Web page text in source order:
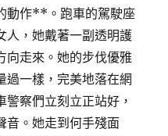
動作**。跑車的駕駛座
人，她戴著一副透明護
向走來。她的步伐優雅
過一樣，完美地落在網
察們立刻立正站好，
音。她走到何手殘面